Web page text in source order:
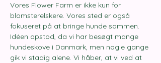
Vores Flower Farm er ikke kun for
blomsterelskere. Vores sted er også
fokuseret på at bringe hunde sammen.
Idéen opstod, da vi har besøgt mange
hundeskove i Danmark, men nogle gange
gik vi stadig alene. Vi håber, at vi ved at